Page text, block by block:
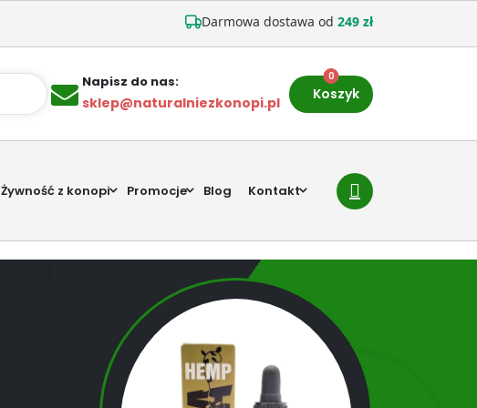
Darmowa dostawa od 249 zł
Napisz do nas:
sklep@naturalniezkonopi.pl
Koszyk
0
Żywność z konopi Promocje Blog Kontakt